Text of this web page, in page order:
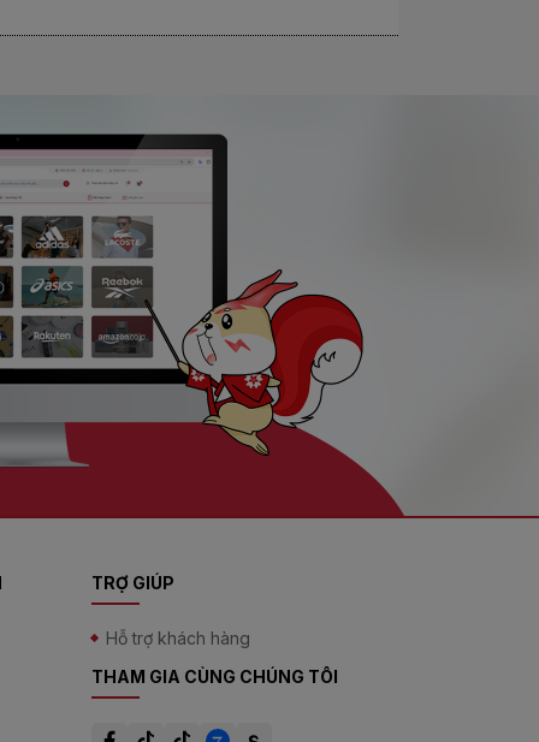
TRỢ GIÚP
Hỗ trợ khách hàng
THAM GIA CÙNG CHÚNG TÔI